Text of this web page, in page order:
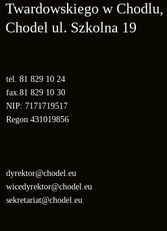
Twardowskiego w Chodlu,
Chodel ul. Szkolna 19
tel. 81 829 10 24
fax.81 829 10 30
NIP: 7171719517
Regon 431019856
dyrektor@chodel.eu
wicedyrektor@chodel.eu
sekretariat@chodel.eu